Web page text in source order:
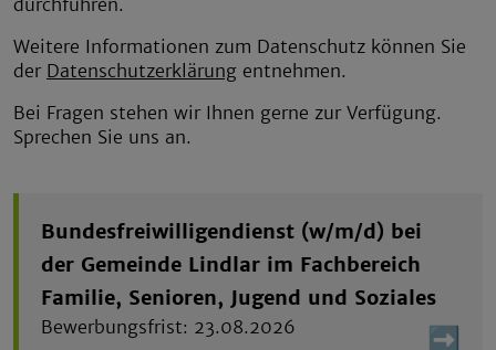
Weitere Informationen zum Datenschutz können Sie
der Datenschutzerklärung entnehmen.
Bei Fragen stehen wir Ihnen gerne zur Verfügung.
Sprechen Sie uns an.
Bundesfreiwilligendienst (w/m/d) bei
der Gemeinde Lindlar im Fachbereich
Familie, Senioren, Jugend und Soziales
23.08.2026